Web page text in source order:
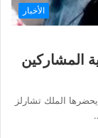
الأخبار
المشاركين
الملك تشارلز